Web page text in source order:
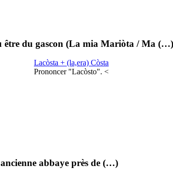
être du gascon (La mia Mariòta / Ma (…)
Lacòsta + (la,era) Còsta
Prononcer "Lacòsto". <
abbaye près de (…)